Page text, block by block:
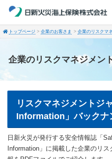
トップページ 企業のお客さま 企業のリスクマ
企業のリスクマネジメン
リスクマネジメントジ
Information」バックナ
日新火災が発行する安全情報誌「
Information」に掲載した企業のリ